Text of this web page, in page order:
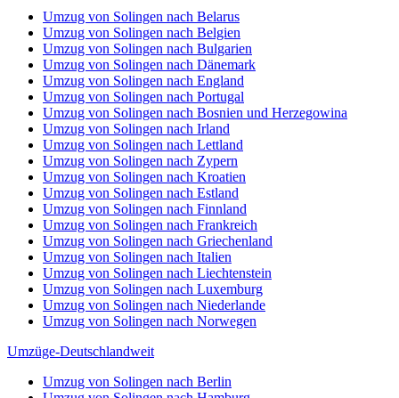
Umzug von Solingen nach Belarus
Umzug von Solingen nach Belgien
Umzug von Solingen nach Bulgarien
Umzug von Solingen nach Dänemark
Umzug von Solingen nach England
Umzug von Solingen nach Portugal
Umzug von Solingen nach Bosnien und Herzegowina
Umzug von Solingen nach Irland
Umzug von Solingen nach Lettland
Umzug von Solingen nach Zypern
Umzug von Solingen nach Kroatien
Umzug von Solingen nach Estland
Umzug von Solingen nach Finnland
Umzug von Solingen nach Frankreich
Umzug von Solingen nach Griechenland
Umzug von Solingen nach Italien
Umzug von Solingen nach Liechtenstein
Umzug von Solingen nach Luxemburg
Umzug von Solingen nach Niederlande
Umzug von Solingen nach Norwegen
Umzüge-Deutschlandweit
Umzug von Solingen nach Berlin